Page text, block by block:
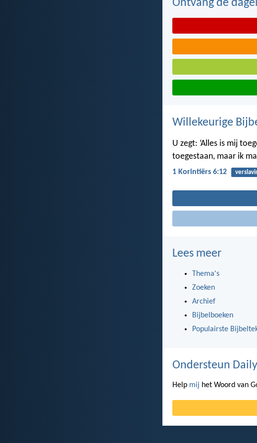
Ontvang de
Willekeurige
U zegt: ‘Alles is mij
toegestaan, maar ik
1 Korintiërs 6:12
Lees meer
Thema's
Zoeken
Archief
Bijbelboeken
Populairste
Ondersteun
Help mij het Woord van